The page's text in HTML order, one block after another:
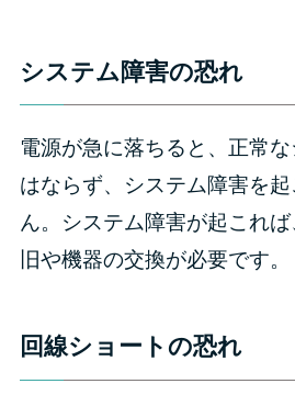
システム障害の恐れ
電源が急に落ちると、正常
はならず、システム障害を
ん。システム障害が起これ
旧や機器の交換が必要です。
回線ショートの恐れ